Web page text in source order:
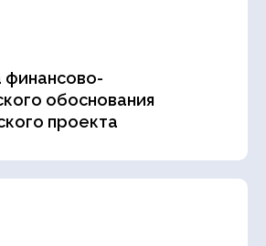
финансово-
обоснования
проекта